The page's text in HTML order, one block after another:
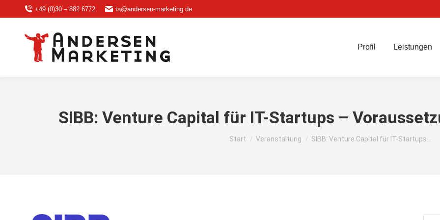
+49 (0)30 – 882 6772 ta@andersen-marketing.de
Profil Leistungen
SIBB: Venture Capital für IT-Startups –
Sie befinden sich hier:
Start Veranstaltung SIBB: Venture Capital für IT-Startups…